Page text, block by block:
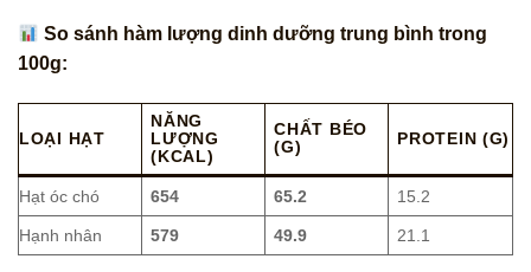
So sánh hàm lượng dinh dưỡng trung bình trong
100g:
LOẠI HẠT
NĂNG
LƯỢNG
(KCAL)
CHẤT BÉO
(G)
PROTEIN (G)
Hạt óc chó 654 65.2 15.2
Hạnh nhân 579 49.9 21.1